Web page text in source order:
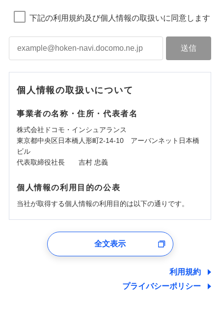
下記の利用規約及び個人情報の取扱いに同意します
個人情報の取扱いについて
事業者の名称・住所・代表者名
株式会社ドコモ・インシュアランス
東京都中央区日本橋人形町2-14-10 アーバンネット日本橋
ビル
代表取締役社長 吉村 忠義
個人情報の利用目的の公表
当社が取得する個人情報の利用目的は以下の通りです。
ユーザー登録受付および、管理のため
しくは委託を受けている保険会社・提携会社の保険その他に
関する情報を提供し、金融商品等の契約を勧奨するため、ま
た維持管理等の委託業務遂行のため、またそれらに付帯、関
全文表示
利用規約
プライバシーポリシー